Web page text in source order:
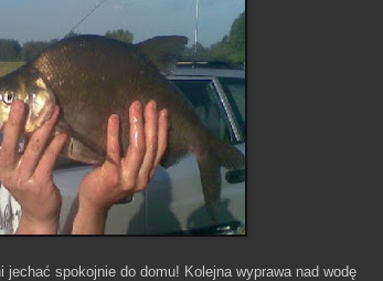
jechać spokojnie do domu! Kolejna wyprawa nad wodę